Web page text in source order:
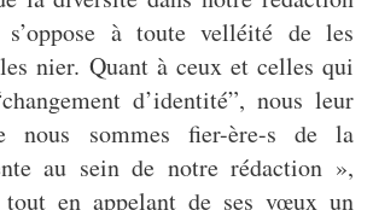
à toute velléité de les
nier. Quant à ceux et celles qui
d’identité”, nous leur
nous sommes fier-ère-s de la
au sein de notre rédaction »,
en appelant de ses vœux un